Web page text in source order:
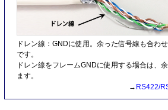
ドレン線：GNDに使用。余った信号線も合わ
です。
ドレン線をフレームGNDに使用する場合は、
ます。
→ RS422/